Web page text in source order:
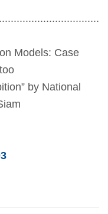
Models: Case
” by National